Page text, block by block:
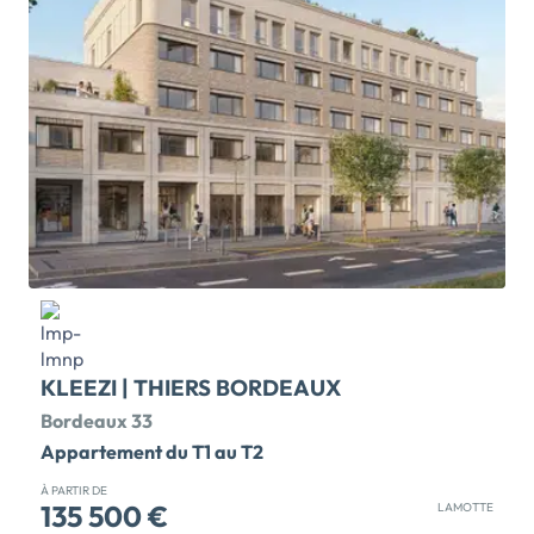
gestion intégrale. La résidence étudiante à Villenave
d'Ornon est idéalement située à moins de 10 min des
grandes écoles, 20 min de la gare, de l'aéroport et du
centre de Bordeaux. La résidence profite d'un bassin
de 9 000 étudiants sur 3 km et d'un marché en pleine
expansion. Les étudiants pourront profiter du bassin
d'Arcachon à moins d'1 heure. Avec 139
appartements, Verti'Go propose des services dédiés
aux étudiants : espaces communs, laverie, salle de
vidéoprojection, conciergerie, soutien scolaire et
espace […] Voir le programme immobilier neuf >>
KLEEZI | THIERS BORDEAUX
Bordeaux 33
Appartement du T1 au T2
À PARTIR DE
135 500 € LAMOTTE